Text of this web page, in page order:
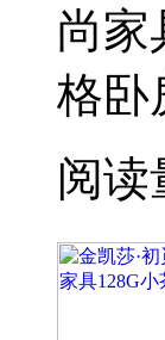
尚家
格卧
阅读